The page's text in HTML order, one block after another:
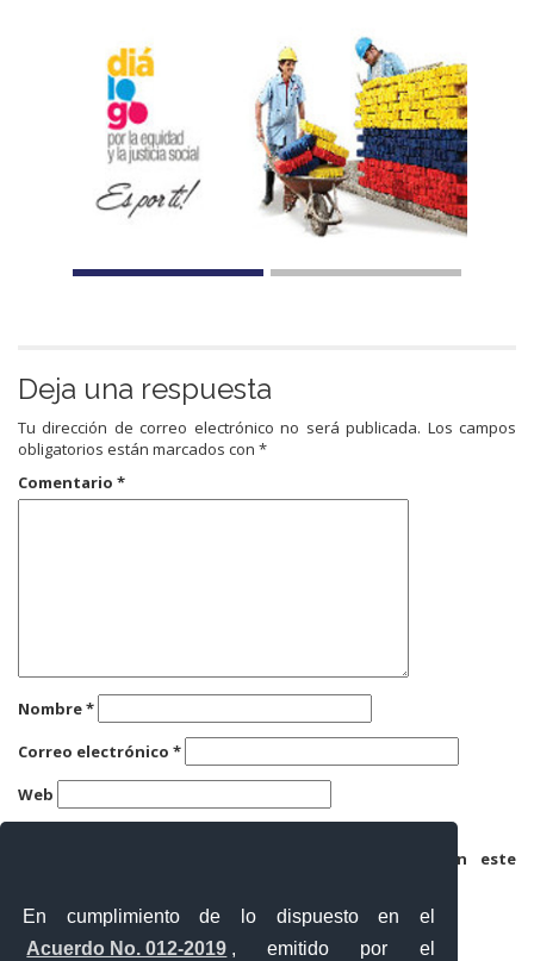
En cumplimiento de lo dispuesto en el
Acuerdo No. 012-2019 , emitido por el
Deja una respuesta
Tu dirección de correo electrónico no será publicada. Los campos
obligatorios están marcados con *
Comentario *
Nombre*
Correo electrónico *
Web
Guarda mi nombre, correo electrónico y web en este